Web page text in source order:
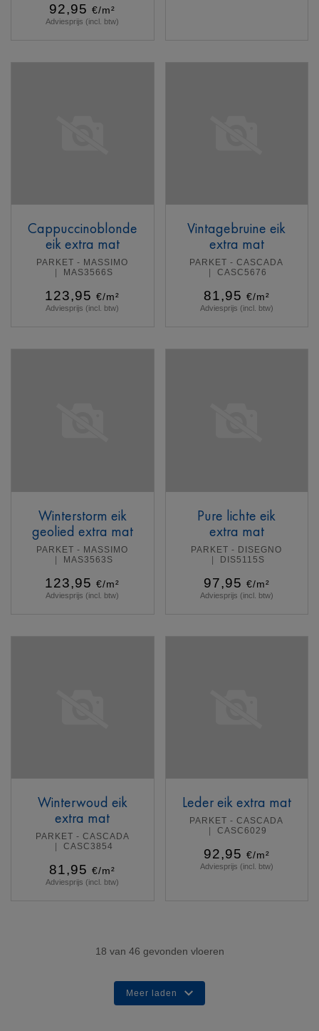
92,95 €/m²
Adviesprijs (incl. btw)
Cappuccinoblonde
eik extra mat
PARKET - MASSIMO
MAS3566S
123,95 €/m²
Adviesprijs (incl. btw)
Vintagebruine eik
extra mat
PARKET - CASCADA
CASC5676
81,95 €/m²
Adviesprijs (incl. btw)
Winterstorm eik
geolied extra mat
PARKET - MASSIMO
MAS3563S
123,95 €/m²
Adviesprijs (incl. btw)
Pure lichte eik
extra mat
PARKET - DISEGNO
DIS5115S
97,95 €/m²
Adviesprijs (incl. btw)
Winterwoud eik
extra mat
PARKET - CASCADA
CASC3854
81,95 €/m²
Adviesprijs (incl. btw)
Leder eik extra mat
PARKET - CASCADA
CASC6029
92,95 €/m²
Adviesprijs (incl. btw)
18 van 46 gevonden vloeren
Meer laden